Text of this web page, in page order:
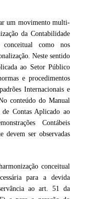
um movimento multi-
da Contabilidade
como nos
Neste sentido
ao Setor Público
e procedimentos
Internacionais e
conteúdo do Manual
de Contas Aplicado ao
Contábeis
devem ser observadas
conceitual
para a devida
ao art. 51 da